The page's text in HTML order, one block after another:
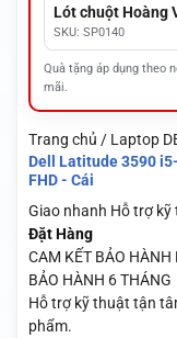
Lót chuột Hoàng
SKU: SP0140
Quà tặng áp dụng theo
mãi.
Trang chủ / Laptop
Dell Latitude 3590
FHD - Cái
Giao nhanh Hỗ trợ kỹ
Đặt Hàng
CAM KẾT BẢO HÀNH
BẢO HÀNH 6 THÁNG
Hỗ trợ kỹ thuật tận
phẩm.